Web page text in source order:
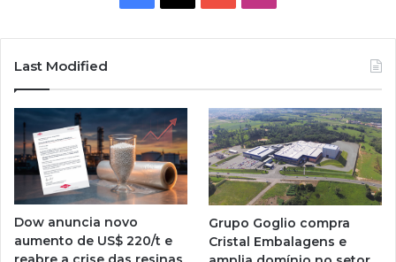
Last Modified
Dow anuncia novo
aumento de US$ 220/t e
Grupo Goglio compra
Cristal Embalagens e